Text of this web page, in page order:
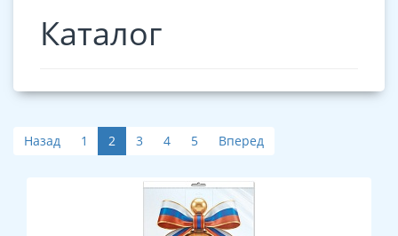
Каталог
Назад 1 2 3 4 5 Вперед